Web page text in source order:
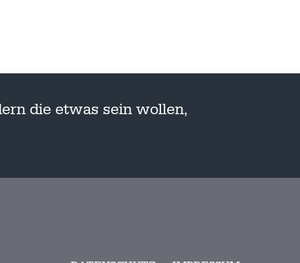
die etwas sein wollen,